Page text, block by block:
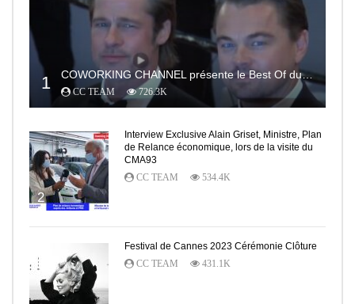
1 COWORKING CHANNEL présente le Best Of du RedCarpet du Festival de Cannes
CC TEAM 726.3K
2
Interview Exclusive Alain Griset, Ministre, Plan
de Relance économique, lors de la visite du
CMA93
CC TEAM
534.4K
Festival de Cannes 2023 Cérémonie Clôture
CC TEAM
431.1K